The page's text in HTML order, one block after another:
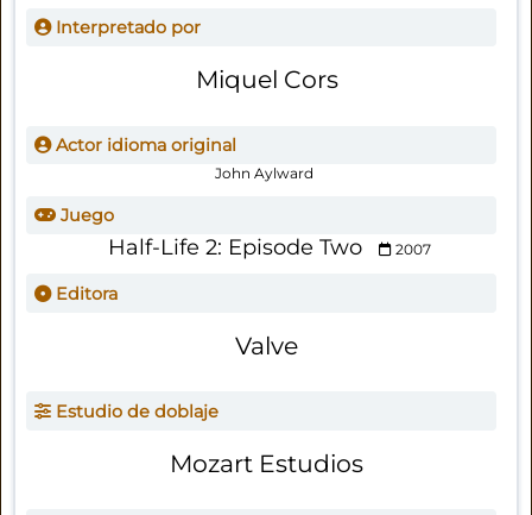
Interpretado por
Miquel Cors
Actor idioma original
John Aylward
Juego
Half-Life 2: Episode Two 2007
Editora
Valve
Estudio de doblaje
Mozart Estudios